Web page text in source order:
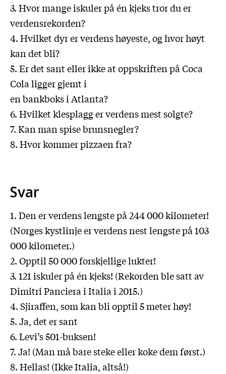
3. Hvor mange iskuler på én kjeks tror du er
verdensrekorden?
4. Hvilket dyr er verdens høyeste, og hvor høyt
kan det bli?
5. Er det sant eller ikke at oppskriften på Coca
Cola ligger gjemt i
en bankboks i Atlanta?
6. Hvilket klesplagg er verdens mest solgte?
7. Kan man spise brunsnegler?
8. Hvor kommer pizzaen fra?
Svar
1. Den er verdens lengste på 244 000 kilometer!
(Norges kystlinje er verdens nest lengste på 103
000 kilometer.)
2. Opptil 50 000 forskjellige lukter!
3. 121 iskuler på én kjeks! (Rekorden ble satt av
Dimitri Panciera i Italia i 2015.)
4. Sjiraffen, som kan bli opptil 5 meter høy!
5. Ja, det er sant
6. Levi’s 501-buksen!
7. Ja! (Man må bare steke eller koke dem først.)
8. Hellas! (Ikke Italia, altså!)